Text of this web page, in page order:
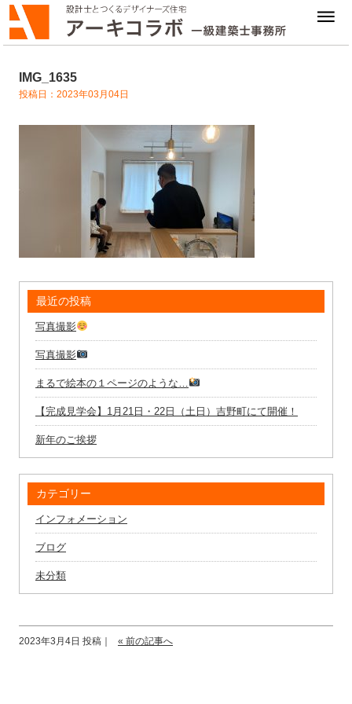
IMG_1635
投稿日：2023年03月04日
最近の投稿
写真撮影
写真撮影
まるで絵本の１ページのような…
【完成見学会】1月21日・22日（土日）吉野町にて開催！
新年のご挨拶
カテゴリー
インフォメーション
ブログ
未分類
2023年3月4日 投稿｜ « 前の記事へ